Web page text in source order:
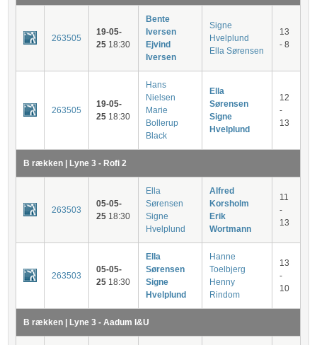
263505
19-05-
25 18:30
Bente
Iversen
Ejvind
Iversen
Signe
Hvelplund
Ella Sørensen
13
- 8
263505
19-05-
25 18:30
Hans
Nielsen
Marie
Bollerup
Black
Ella
Sørensen
Signe
Hvelplund
12
-
13
B rækken | Lyne 3 - Rofi 2
263503
05-05-
25 18:30
Ella
Sørensen
Signe
Hvelplund
Alfred
Korsholm
Erik
Wortmann
11
-
13
263503
05-05-
25 18:30
Ella
Sørensen
Signe
Hvelplund
Hanne
Toelbjerg
Henny
Rindom
13
-
10
B rækken | Lyne 3 - Aadum I&U